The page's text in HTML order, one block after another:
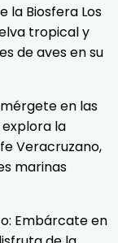
la Biosfera Los
tropical y
de aves en su
en las
la
Veracruzano,
marinas
Embárcate en